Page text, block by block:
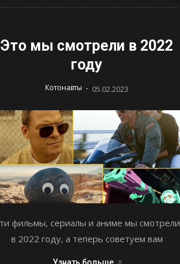
Это мы смотрели в 2022
году
Котонавты - 05.02.2023
фильмы, сериалы и аниме мы смотрели
в 2022 году, а теперь советуем вам